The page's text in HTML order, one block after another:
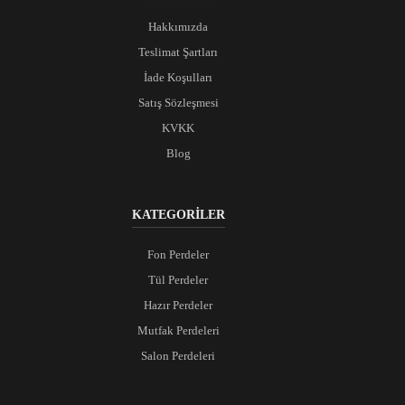
Hakkımızda
Teslimat Şartları
İade Koşulları
Satış Sözleşmesi
KVKK
Blog
KATEGORİLER
Fon Perdeler
Tül Perdeler
Hazır Perdeler
Mutfak Perdeleri
Salon Perdeleri